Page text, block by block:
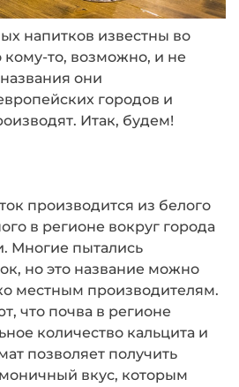
напитков известны во
то, возможно, и не
они
городов и
Итак, будем!
производится из белого
в регионе вокруг города
Многие пытались
но это название можно
местным производителям.
что почва в регионе
количество кальцита и
позволяет получить
вкус, которым